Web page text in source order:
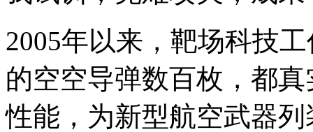
2005年以来，靶场科技
的空空导弹数百枚，都
性能，为新型航空武器